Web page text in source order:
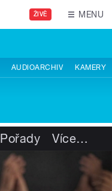
ŽIVĚ MENU
AUDIOARCHIV KAMERY
Pořady Více…